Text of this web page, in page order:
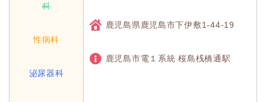
科
性病科
泌尿器科
鹿児島県鹿児島市下伊敷1-44-19
鹿児島市電１系統 桜島桟橋通駅